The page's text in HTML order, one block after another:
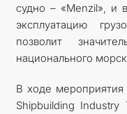
судно – «Menzil», и
эксплуатацию
позволит
национального
В ходе мероприятия
Shipbuilding Industry